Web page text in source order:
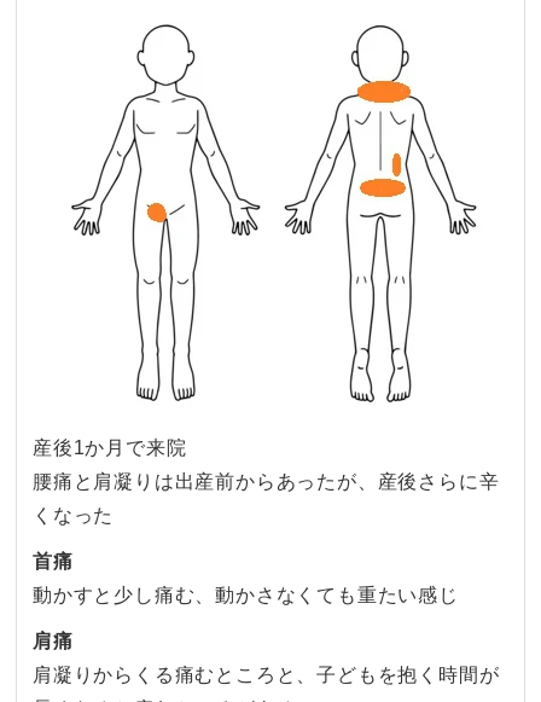
産後1か月で来院
腰痛と肩凝りは出産前からあったが、産後さらに辛
くなった
首痛
動かすと少し痛む、動かさなくても重たい感じ
肩痛
肩凝りからくる痛むところと、子どもを抱く時間が